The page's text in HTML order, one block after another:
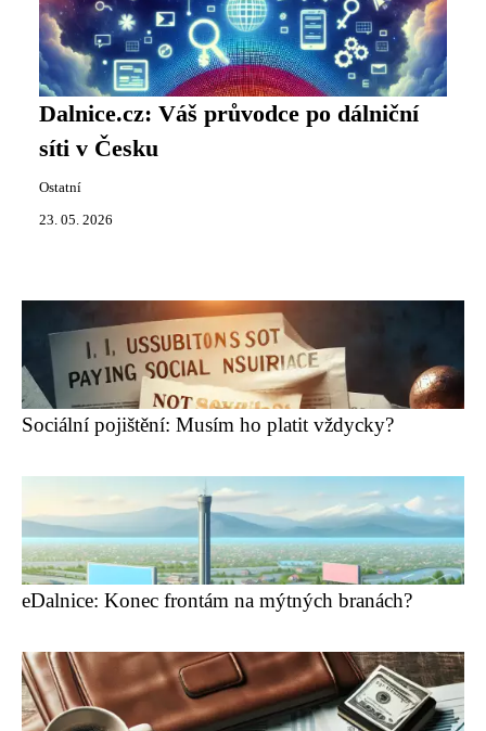
Dalnice.cz: Váš průvodce po dálniční
síti v Česku
Ostatní
23. 05. 2026
Sociální pojištění: Musím ho platit vždycky?
eDalnice: Konec frontám na mýtných branách?